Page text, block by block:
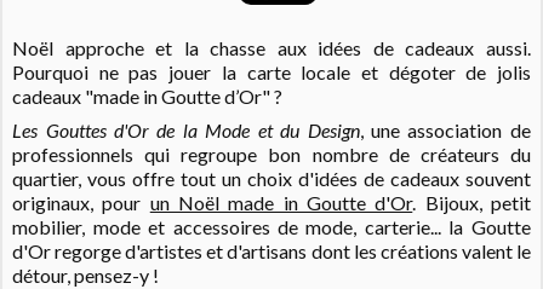
Noël approche et la chasse aux idées de cadeaux aussi.
Pourquoi ne pas jouer la carte locale et dégoter de jolis
cadeaux "made in Goutte d’Or" ?
Les Gouttes d'Or de la Mode et du Design, une association de
professionnels qui regroupe bon nombre de créateurs du
quartier, vous offre tout un choix d'idées de cadeaux souvent
originaux, pour un Noël made in Goutte d'Or. Bijoux, petit
mobilier, mode et accessoires de mode, carterie... la Goutte
d'Or regorge d'artistes et d'artisans dont les créations valent le
détour, pensez-y !